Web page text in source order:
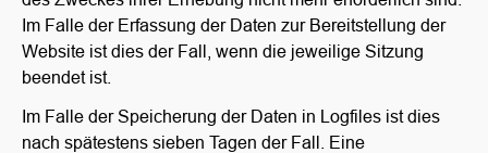
Im Falle der Erfassung der Daten zur Bereitstellung der
Website ist dies der Fall, wenn die jeweilige Sitzung
beendet ist.
Im Falle der Speicherung der Daten in Logfiles ist dies
nach spätestens sieben Tagen der Fall. Eine